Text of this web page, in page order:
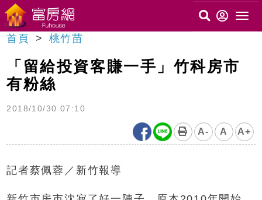
首頁 桃竹苗
「留給投資客賺一手」竹科房市
有粉絲
2018/10/30 07:10
A- A A+
記者蔡佩蓉／新竹報導